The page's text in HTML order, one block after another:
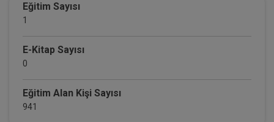
Eğitim Sayısı
1
E-Kitap Sayısı
0
Eğitim Alan Kişi Sayısı
941